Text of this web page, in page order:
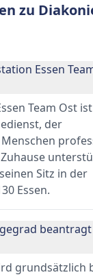
zu
Essen
Team Ost
der
Sitz in der
Essen.
beantragt
grundsätzlich